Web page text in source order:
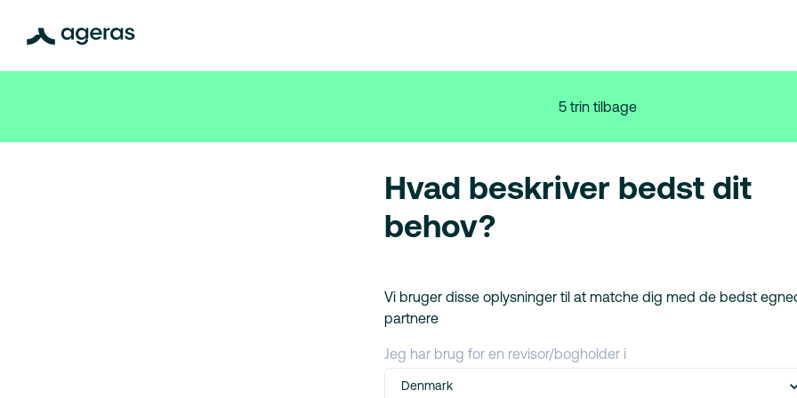
5 trin tilbage
Hvad beskriver bedst dit
behov?
Vi bruger disse oplysninger til at matche dig med de bedst
partnere
Jeg har brug for en revisor/bogholder i
Denmark